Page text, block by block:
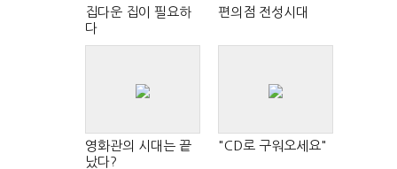
집다운 집이 필요하
다
편의점 전성시대
영화관의 시대는 끝
났다?
"CD로 구워오세요"